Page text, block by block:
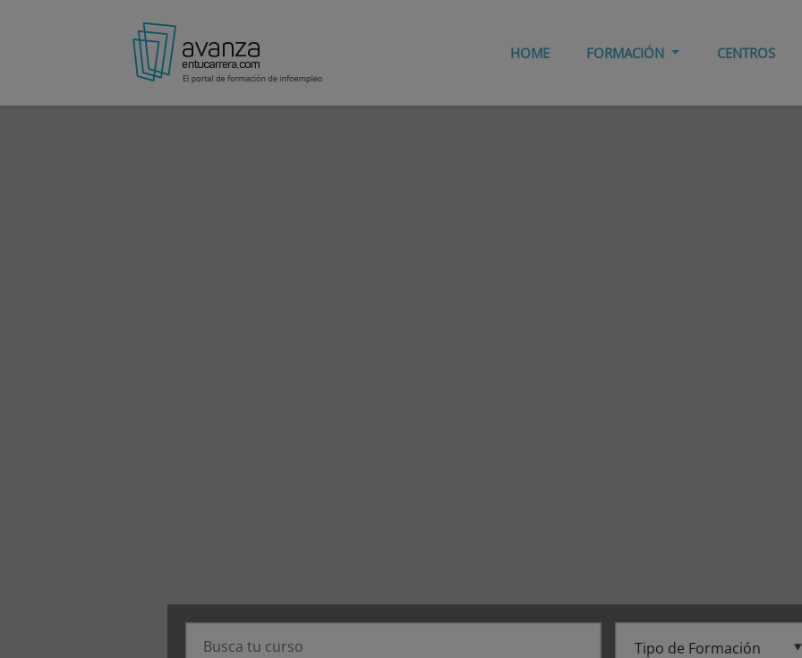
HOME FORMACIÓN CENTROS